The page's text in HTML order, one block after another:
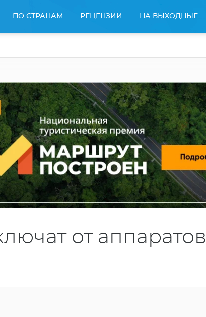
ПО СТРАНАМ РЕЦЕНЗИИ НА ВЫХОДНЫЕ
от аппаратов